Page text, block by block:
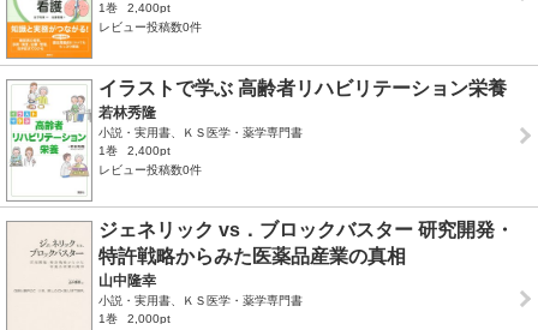
1巻
2,400pt
レビュー投稿数0件
イラストで学ぶ 高齢者リハビリテーション栄養
若林秀隆
小説・実用書、ＫＳ医学・薬学専門書
1巻
2,400pt
レビュー投稿数0件
ジェネリック vs．ブロックバスター 研究開発・
特許戦略からみた医薬品産業の真相
山中隆幸
小説・実用書、ＫＳ医学・薬学専門書
1巻
2,000pt